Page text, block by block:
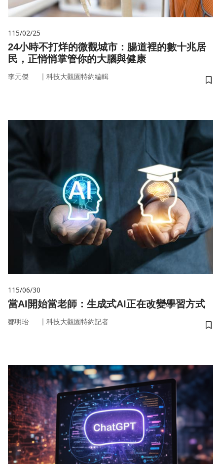
115/02/25
24小時不打烊的微觀城市：腸道裡的數十兆居
民，正悄悄掌管你的大腦與健康
李元傑 ｜ 科技大觀園特約編輯
儲
115/06/30
當AI開始當老師：生成式AI正在改變學習方式
鄒明珆 ｜ 科技大觀園特約記者
儲